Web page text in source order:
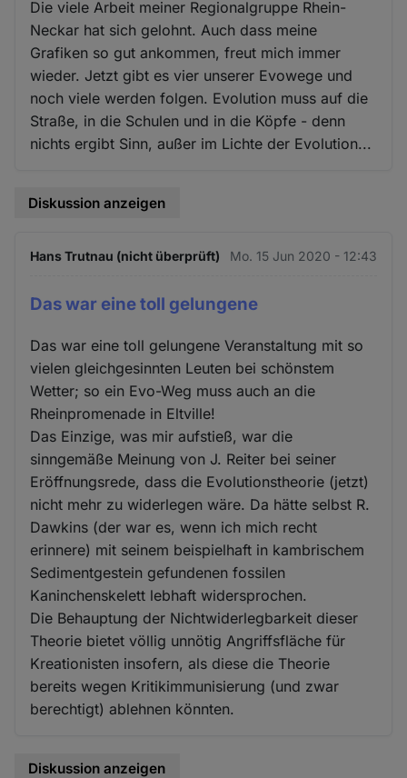
Die viele Arbeit meiner Regionalgruppe Rhein-
Neckar hat sich gelohnt. Auch dass meine
Grafiken so gut ankommen, freut mich immer
wieder. Jetzt gibt es vier unserer Evowege und
noch viele werden folgen. Evolution muss auf die
Straße, in die Schulen und in die Köpfe - denn
nichts ergibt Sinn, außer im Lichte der Evolution...
Diskussion anzeigen
Hans Trutnau (nicht überprüft) Mo. 15 Jun 2020 - 12:43
Das war eine toll gelungene
Das war eine toll gelungene Veranstaltung mit so
vielen gleichgesinnten Leuten bei schönstem
Wetter; so ein Evo-Weg muss auch an die
Rheinpromenade in Eltville!
Das Einzige, was mir aufstieß, war die
sinngemäße Meinung von J. Reiter bei seiner
Eröffnungsrede, dass die Evolutionstheorie (jetzt)
nicht mehr zu widerlegen wäre. Da hätte selbst R.
Dawkins (der war es, wenn ich mich recht
erinnere) mit seinem beispielhaft in kambrischem
Sedimentgestein gefundenen fossilen
Kaninchenskelett lebhaft widersprochen.
Die Behauptung der Nichtwiderlegbarkeit dieser
Theorie bietet völlig unnötig Angriffsfläche für
Kreationisten insofern, als diese die Theorie
bereits wegen Kritikimmunisierung (und zwar
berechtigt) ablehnen könnten.
Diskussion anzeigen